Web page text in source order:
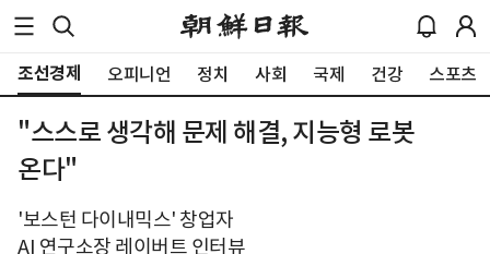
조선경제 오피니언 정치 사회 국제 건강 스포츠
"스스로 생각해 문제 해결, 지능형 로봇
온다"
'보스턴 다이내믹스' 창업자
AI 연구소장 레이버트 인터뷰